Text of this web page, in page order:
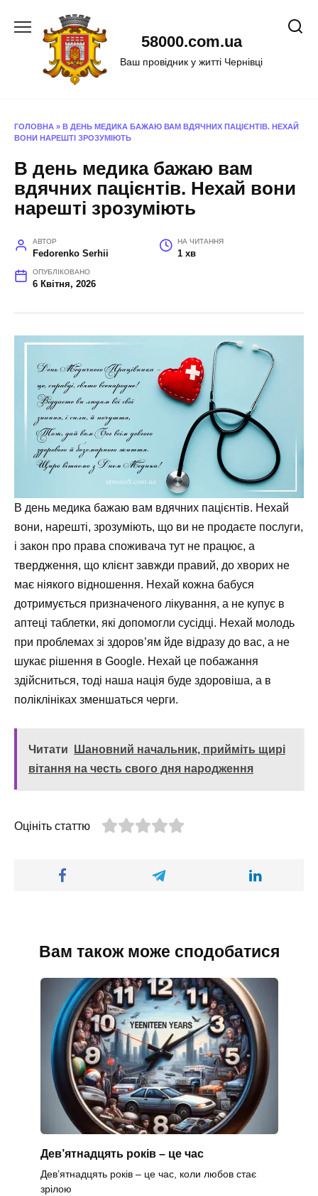
58000.com.ua
Ваш провідник у житті Чернівці
ГОЛОВНА » В ДЕНЬ МЕДИКА БАЖАЮ ВАМ ВДЯЧНИХ ПАЦІЄНТІВ. НЕХАЙ
ВОНИ НАРЕШТІ ЗРОЗУМІЮТЬ
В день медика бажаю вам
вдячних пацієнтів. Нехай вони
нарешті зрозуміють
АВТОР
Fedorenko Serhii
НА ЧИТАННЯ
1 хв
ОПУБЛІКОВАНО
6 Квітня, 2026
В день медика бажаю вам вдячних пацієнтів. Нехай
вони, нарешті, зрозуміють, що ви не продаєте послуги,
і закон про права споживача тут не працює, а
твердження, що клієнт завжди правий, до хворих не
має ніякого відношення. Нехай кожна бабуся
дотримується призначеного лікування, а не купує в
аптеці таблетки, які допомогли сусідці. Нехай молодь
при проблемах зі здоров’ям йде відразу до вас, а не
шукає рішення в Google. Нехай це побажання
здійсниться, тоді наша нація буде здоровіша, а в
поліклініках зменшаться черги.
Читати
Шановний начальник, прийміть щирі
вітання на честь свого дня народження
Оцініть статтю
Вам також може сподобатися
Дев’ятнадцять років – це час
Дев’ятнадцять років – це час, коли любов стає
зрілою